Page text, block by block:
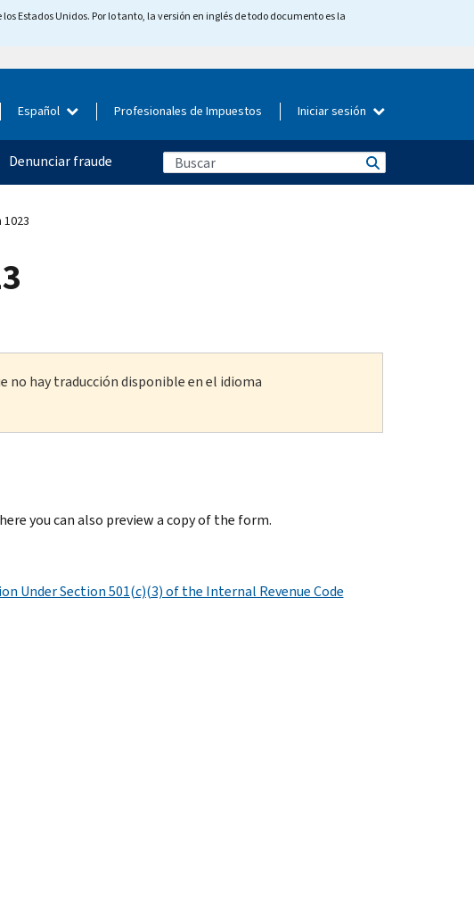
Estados Unidos. Por lo tanto, la versión en inglés de todo documento es la
Español Profesionales de Impuestos Iniciar sesión
Denunciar fraude
no hay traducción disponible en el idioma
you can also preview a copy of the form.
Under Section 501(c)(3) of the Internal Revenue Code